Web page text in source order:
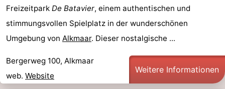
Woudhoeve
Duinpark
-
Kustpark
aan
(mit
Lastminutes
Freizeitpark De Batavier, einem authentischen und
stimmungsvollen Spielplatz in der wunderschönen
Umgebung von Alkmaar. Dieser nostalgische ...
Bergerweg 100, Alkmaar
web. Website
Weitere Informationen